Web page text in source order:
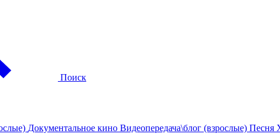
Поиск
Документальное кино Видеопередача\блог (взрослые) Песня